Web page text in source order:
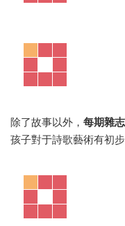
除了故事以外， 每期雜
孩子對于詩歌藝術有初步